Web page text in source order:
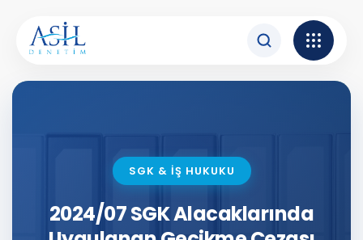
SGK & İŞ HUKUKU
2024/07 SGK Alacaklarında